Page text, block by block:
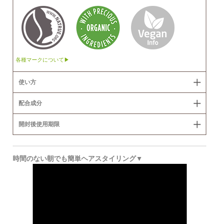
各種マークについて▶
使い方
配合成分
開封後使用期限
時間のない朝でも簡単ヘアスタイリング▼